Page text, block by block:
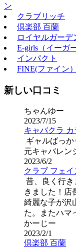
ン
クラブリッチ
倶楽部 百蘭
ロイヤルガーデ
E-girls（イーガ
インパクト
FINE(ファイン
新しい口コミ
ちゃんゆー
2023/7/15
キャバクラ
ギャルばっか
元キャバレン
2023/6/2
クラブ フェイ
昔、良く行
きました！店
綺麗な子が沢
た。またハマ
かーじー
2023/2/1
倶楽部 百蘭